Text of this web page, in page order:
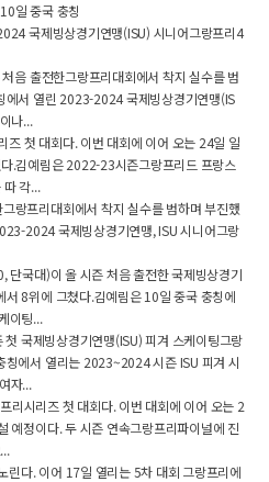
일 중국 충칭
국제빙상경기연맹(ISU) 시니어그랑프리4
음 출전한그랑프리대회에서 착지 실수를 범
에서 열린 2023-2024 국제빙상경기연맹(IS
나...
즈 첫 대회다. 이번 대회에 이어 오는 24일 일
.김예림은 2022-23시즌그랑프리드 프랑스
따 각...
랑프리대회에서 착지 실수를 범하며 부진했
2024 국제빙상경기연맹, ISU 시니어그랑
단국대)이 올 시즌 처음 출전한 국제빙상경기
8위에 그쳤다.김예림은 10일 중국 충칭에
이팅...
국제빙상경기연맹(ISU) 피겨 스케이팅그랑
칭에서 열리는 2023~2024 시즌 ISU 피겨 시
자...
리시리즈 첫 대회다. 이번 대회에 이어 오는 2
예정이다. 두 시즌 연속그랑프리파이널에 진
린다. 이어 17일 열리는 5차 대회 그랑프리에